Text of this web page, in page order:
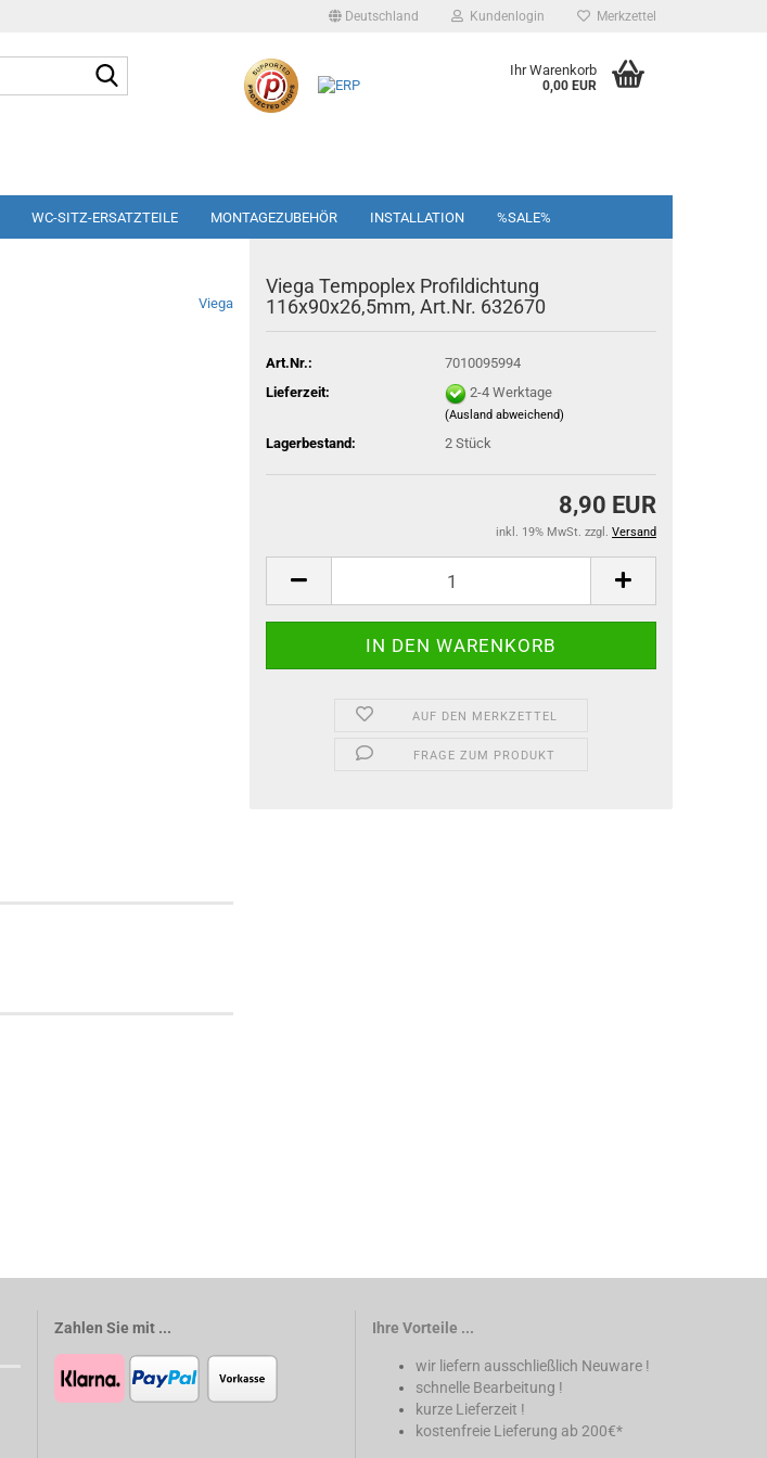
Deutschland Kundenlogin Merkzettel
Ihr Warenkorb
0,00 EUR
WC-SITZ-ERSATZTEILE MONTAGEZUBEHÖR INSTALLATION %SALE%
Viega
Viega Tempoplex Profildichtung
116x90x26,5mm, Art.Nr. 632670
Art.Nr.:
7010095994
Lieferzeit:
2-4 Werktage
(Ausland abweichend)
Lagerbestand: 2 Stück
8,90 EUR
inkl. 19% MwSt. zzgl. Versand
AUF DEN MERKZETTEL
FRAGE ZUM PRODUKT
Zahlen Sie mit ... Ihre Vorteile ...
wir liefern ausschließlich Neuware !
schnelle Bearbeitung !
kurze Lieferzeit !
kostenfreie Lieferung ab 200€*